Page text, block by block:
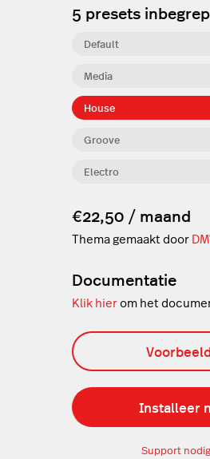
5 presets
Media
House
Groove
Electro
Default
€22,50 / maand
Thema gemaakt door
Documentatie
Klik hierom het
Installeer
Support